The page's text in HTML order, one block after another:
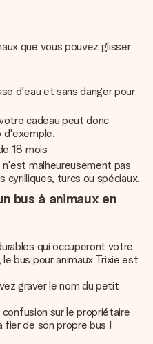
que vous pouvez glisser
d'eau et sans danger pour
cadeau peut donc
d'exemple.
18 mois
malheureusement pas
cyrilliques, turcs ou spéciaux.
bus à animaux en
qui occuperont votre
bus pour animaux Trixie est
graver le nom du petit
sur le propriétaire
de son propre bus !